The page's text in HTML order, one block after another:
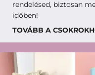
rendelésed, biztosan
időben!
TOVÁBB A